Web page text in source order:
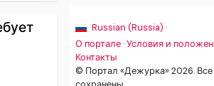
Russian (Russia) ·
О портале ·Условия и
Контакты
© Портал «Дежурка» 2026. Все